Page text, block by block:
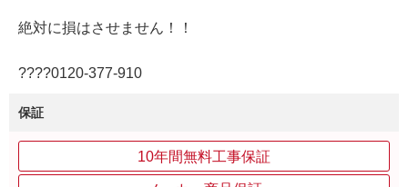
絶対に損はさせません！！
????0120‐377‐910
保証
10年間無料工事保証